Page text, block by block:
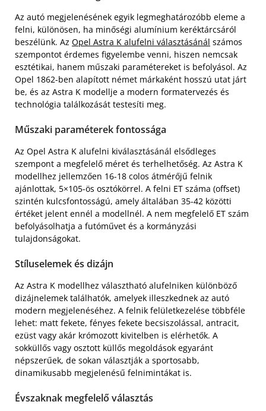
Az autó megjelenésének egyik legmeghatározóbb eleme a
felni, különösen, ha minőségi alumínium keréktárcsáról
beszélünk. Az Opel Astra K alufelni választásánál számos
szempontot érdemes figyelembe venni, hiszen nemcsak
esztétikai, hanem műszaki paramétereket is befolyásol. Az
Opel 1862-ben alapított német márkaként hosszú utat járt
be, és az Astra K modellje a modern formatervezés és
technológia találkozását testesíti meg.
Műszaki paraméterek fontossága
Az Opel Astra K alufelni kiválasztásánál elsődleges
szempont a megfelelő méret és terhelhetőség. Az Astra K
modellhez jellemzően 16-18 colos átmérőjű felnik
ajánlottak, 5×105-ös osztókörrel. A felni ET száma (offset)
szintén kulcsfontosságú, amely általában 35-42 közötti
értéket jelent ennél a modellnél. A nem megfelelő ET szám
befolyásolhatja a futóművet és a kormányzási
tulajdonságokat.
Stíluselemek és dizájn
Az Astra K modellhez választható alufelniken különböző
dizájnelemek találhatók, amelyek illeszkednek az autó
modern megjelenéséhez. A felnik felületkezelése többféle
lehet: matt fekete, fényes fekete becsiszolással, antracit,
ezüst vagy akár krómozott kivitelben is elérhetők. A
sokküllős vagy osztott küllős megoldások egyaránt
népszerűek, de sokan választják a sportosabb,
dinamikusabb megjelenésű felnimintákat is.
Évszaknak megfelelő választás